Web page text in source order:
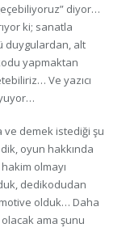
diyor…
ki; sanatla
duygulardan, alt
yapmaktan
Ve yazıcı
ve demek istediği şu
oyun hakkında
olmayı
dedikodudan
olduk… Daha
ama şunu